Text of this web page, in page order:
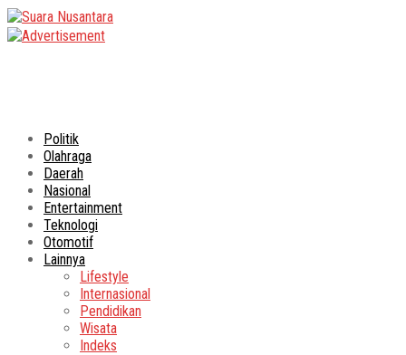
Politik
Olahraga
Daerah
Nasional
Entertainment
Teknologi
Otomotif
Lainnya
Lifestyle
Internasional
Pendidikan
Wisata
Indeks